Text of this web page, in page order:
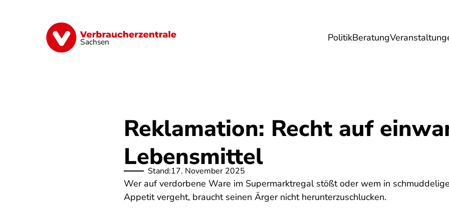
Sachsen PolitikBeratung
Vorsorge Verträge Geld & Versicherungen Digitales Energie &
Reklamation: Recht auf
Lebensmittel
Stand:17. November 2025
Wer auf verdorbene Ware im Supermarktregal stößt oder wem in
Appetit vergeht, braucht seinen Ärger nicht herunterzuschlucken.